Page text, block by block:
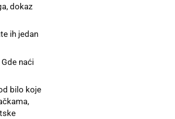
dokaz
ih jedan
naći
bilo koje